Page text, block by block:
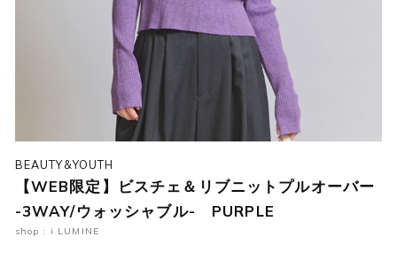
BEAUTY&YOUTH
【WEB限定】ビスチェ＆リブニットプルオーバー
-3WAY/ウォッシャブル- PURPLE
shop : i LUMINE